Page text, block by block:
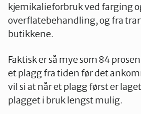
kjemikalieforbruk ved farging
overflatebehandling, og fra
butikkene.
Faktisk er så mye som 84
et plagg fra tiden før det
vil si at når et plagg først er
plagget i bruk lengst mulig.